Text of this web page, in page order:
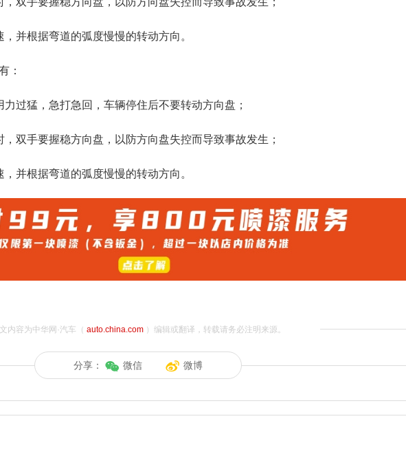
并根据弯道的弧度慢慢的转动方向。
：
过猛，急打急回，车辆停住后不要转动方向盘；
双手要握稳方向盘，以防方向盘失控而导致事故发生；
并根据弯道的弧度慢慢的转动方向。
内容为中华网·汽车（ auto.china.com）编辑或翻译，转载请务必注明来源。
分享： 微信 微博